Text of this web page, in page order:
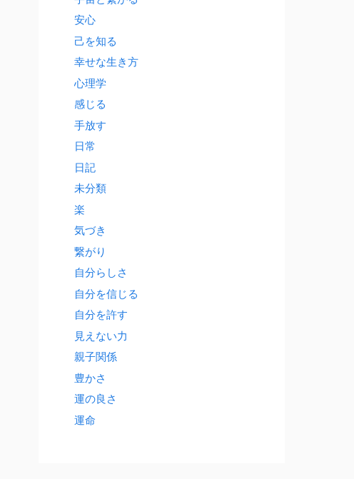
安心
己を知る
幸せな生き方
心理学
感じる
手放す
日常
日記
未分類
楽
気づき
繋がり
自分らしさ
自分を信じる
自分を許す
見えない力
親子関係
豊かさ
運の良さ
運命